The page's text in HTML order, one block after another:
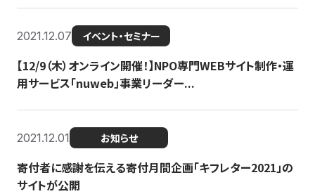
2021.12.07 イベント・セミナー
【12/9（木）オンライン開催！】NPO専門WEBサイト制作・運
用サービス「nuweb」事業リーダー...
2021.12.01 お知らせ
寄付者に感謝を伝える寄付月間企画「キフレター2021」の
サイトが公開